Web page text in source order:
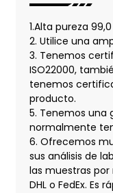
1.Alta pureza
2. Utilice una
3. Tenemos
ISO22000,
tenemos
producto.
5. Tenemos una
normalmente
6. Ofrecemos
sus análisis de
las muestras
DHL o FedEx. Es